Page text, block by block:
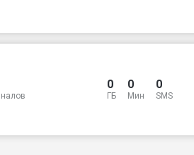
0
ГБ
0
Мин
0
SMS